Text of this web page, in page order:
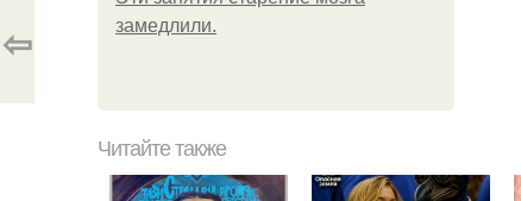
замедлили.
⇦
Читайте также